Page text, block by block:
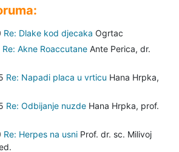
Re: Dlake kod djecaka Ogrtac
Re: Akne Roaccutane Ante Perica, dr.
Re: Napadi placa u vrticu Hana Hrpka,
Re: Odbijanje nuzde Hana Hrpka, prof.
Re: Herpes na usni Prof. dr. sc. Milivoj